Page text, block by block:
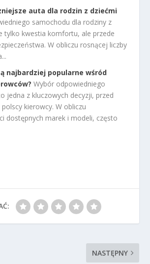
auta dla rodzin z dziećmi
samochodu dla rodziny z
tylko kwestia komfortu, ale przede
W obliczu rosnącej liczby
najbardziej popularne wśród
Wybór odpowiedniego
jedna z kluczowych decyzji, przed
kierowcy. W obliczu
dostępnych marek i modeli, często
NASTĘPNY